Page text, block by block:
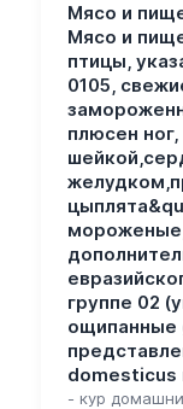
Мясо и
Мясо и
птицы,
0105,
плюсен ног,
группе 02
ощипанные
domesticus
- кур